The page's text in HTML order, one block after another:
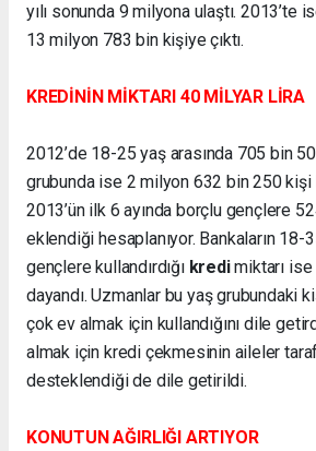
yılı sonunda 9 milyona ulaştı. 2013’te
13 milyon 783 bin kişiye çıktı.
KREDİNİN MİKTARI 40 MİLYAR LİRA
2012’de 18-25 yaş arasında 705 bin
grubunda ise 2 milyon 632 bin 250 kişi
2013’ün ilk 6 ayında borçlu gençlere
eklendiği hesaplanıyor. Bankaların 18-
gençlere kullandırdığı kredimiktarı
dayandı. Uzmanlar bu yaş grubundaki
çok ev almak için kullandığını dile
almak için kredi çekmesinin aileler
desteklendiği de dile getirildi.
KONUTUN AĞIRLIĞI ARTIYOR